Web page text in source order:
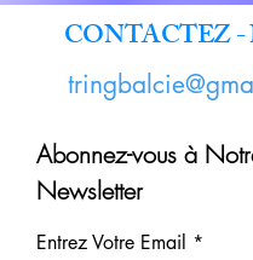
CONTACTEZ -
Abonnez-vous à
Newsletter
Entrez Votre Email